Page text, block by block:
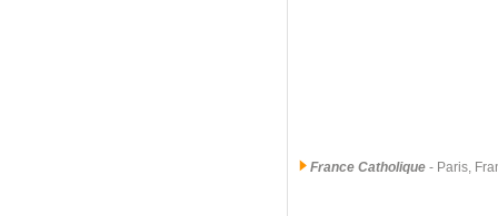
France Catholique - Paris,